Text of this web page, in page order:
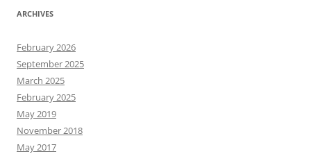
ARCHIVES
February 2026
September 2025
March 2025
February 2025
May 2019
November 2018
May 2017